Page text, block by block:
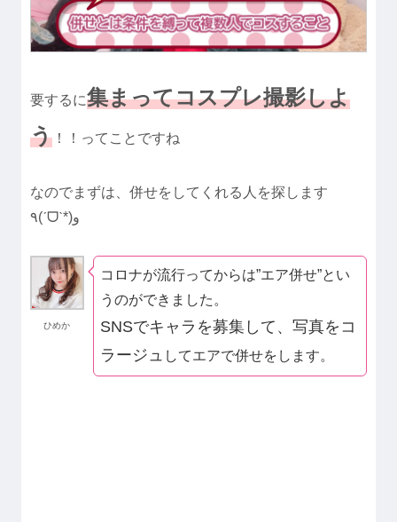
要するに集まってコスプレ撮影しよ
う ！！ってことですね
なのでまずは、併せをしてくれる人を探します
٩(ˊᗜˋ*)و
ひめか
コロナが流行ってからは”エア併せ”とい
うのができました。
SNSでキャラを募集して、 写真をコ
ラージュ してエアで併せをします。